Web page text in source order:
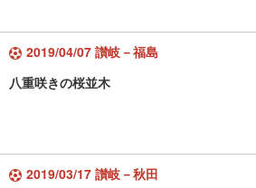
2019/04/07 讃岐－福島
八重咲きの桜並木
2019/03/17 讃岐－秋田